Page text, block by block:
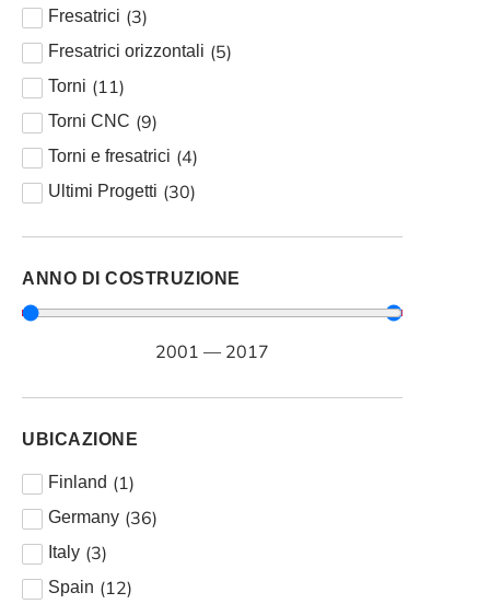
Fresatrici (3)
Fresatrici orizzontali (5)
Torni (11)
Torni CNC (9)
Torni e fresatrici (4)
Ultimi Progetti (30)
ANNO DI COSTRUZIONE
2001 — 2017
UBICAZIONE
Finland (1)
Germany (36)
Italy (3)
Spain (12)